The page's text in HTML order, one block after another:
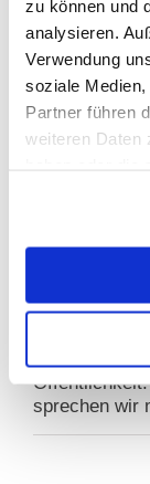
zu können und
analysieren.
Verwendung
soziale
Partner führen
weiteren Daten
Warum
EINE
Gezielte
Interessen
sprechen wir